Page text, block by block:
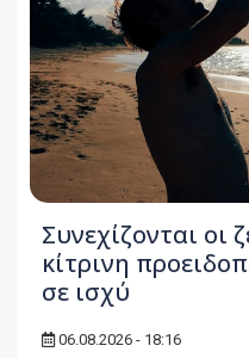
Συνεχίζονται οι
κίτρινη
σε ισχύ
06.08.2026 - 18:16